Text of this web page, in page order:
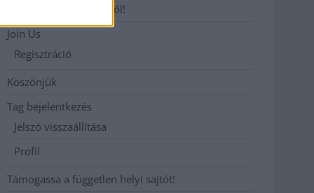
még többet megyénkről!
Join Us
Regisztráció
Köszönjük
Tag bejelentkezés
Jelszó visszaállítása
Profil
Támogassa a független helyi sajtót!